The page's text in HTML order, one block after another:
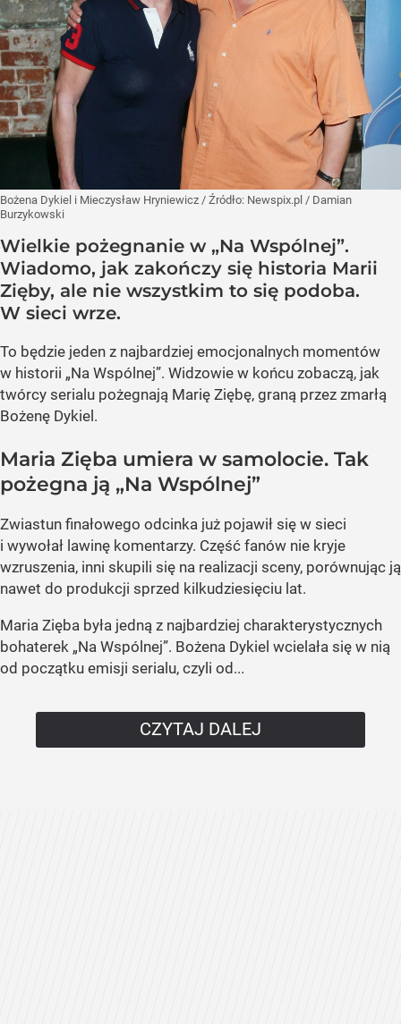
Bożena Dykiel i Mieczysław Hryniewicz / Źródło: Newspix.pl / Damian
Burzykowski
Wielkie pożegnanie w „Na Wspólnej”.
Wiadomo, jak zakończy się historia Marii
Zięby, ale nie wszystkim to się podoba.
W sieci wrze.
To będzie jeden z najbardziej emocjonalnych momentów
w historii „Na Wspólnej”. Widzowie w końcu zobaczą, jak
twórcy serialu pożegnają Marię Ziębę, graną przez zmarłą
Bożenę Dykiel.
Maria Zięba umiera w samolocie. Tak
pożegna ją „Na Wspólnej”
Zwiastun finałowego odcinka już pojawił się w sieci
i wywołał lawinę komentarzy. Część fanów nie kryje
wzruszenia, inni skupili się na realizacji sceny, porównując ją
nawet do produkcji sprzed kilkudziesięciu lat.
Maria Zięba była jedną z najbardziej charakterystycznych
bohaterek „Na Wspólnej”. Bożena Dykiel wcielała się w nią
od początku emisji serialu, czyli od...
CZYTAJ DALEJ